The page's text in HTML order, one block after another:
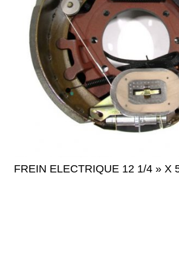
FREIN ELECTRIQUE 12 1/4 » X